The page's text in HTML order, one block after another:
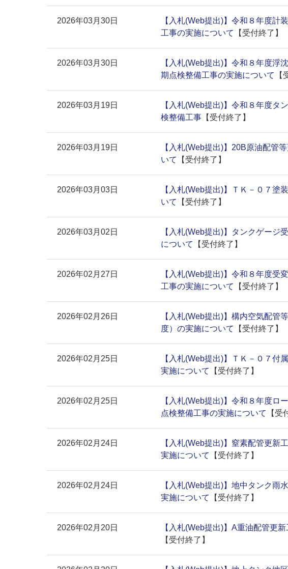
2026年03月30日
【入札(Web提出)】令和８年度計
工事の実施について
【受付終了】
2026年03月30日
【入札(Web提出)】令和８年度浮
期点検整備工事の実施について
【
2026年03月19日
【入札(Web提出)】令和８年度タ
検整備工事 【受付終了】
2026年03月19日
【入札(Web提出)】20B原油配管
いて
【受付終了】
2026年03月03日
【入札(Web提出)】ＴＫ－０７塗
いて
【受付終了】
2026年03月02日
【入札(Web提出)】タンクゲージ
について
【受付終了】
2026年02月27日
【入札(Web提出)】令和８年度受
工事の実施について
【受付終了】
2026年02月26日
【入札(Web提出)】構内空気配管
度）の実施について
【受付終了】
2026年02月25日
【入札(Web提出)】ＴＫ－０７付
実施について
【受付終了】
2026年02月25日
【入札(Web提出)】令和８年度ロ
点検整備工事の実施について
【受
2026年02月24日
【入札(Web提出)】窒素配管更新
実施について
【受付終了】
2026年02月24日
【入札(Web提出)】地中タンク雨
実施について
【受付終了】
2026年02月20日
【入札(Web提出)】A重油配管更
【受付終了】